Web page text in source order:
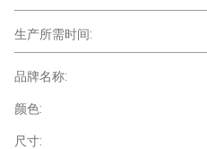
生产所需时间:
品牌名称:
颜色:
尺寸: